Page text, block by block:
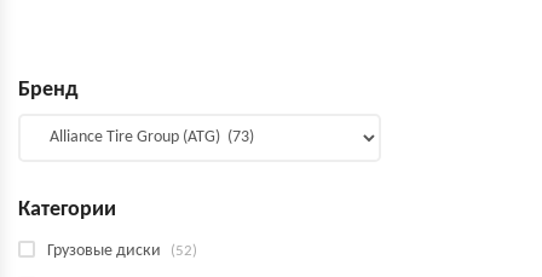
Бренд
Категории
Грузовые диски (52)